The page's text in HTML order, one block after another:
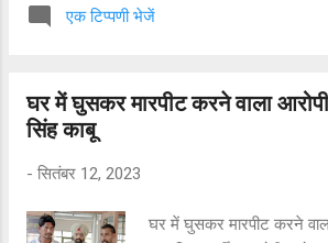
आरोपी को न्यायाधीश सतीश
बयान अदालत में करवाए जायेेंगे।
बहला फुसलाकर ले गया है।
मामले की जांच जारी है।
एक टिप्पणी भेजें
घर में घुसकर मारपीट करने वाला
सिंह काबू
- सितंबर 12, 2023
घर में घुसकर मारपीट करने